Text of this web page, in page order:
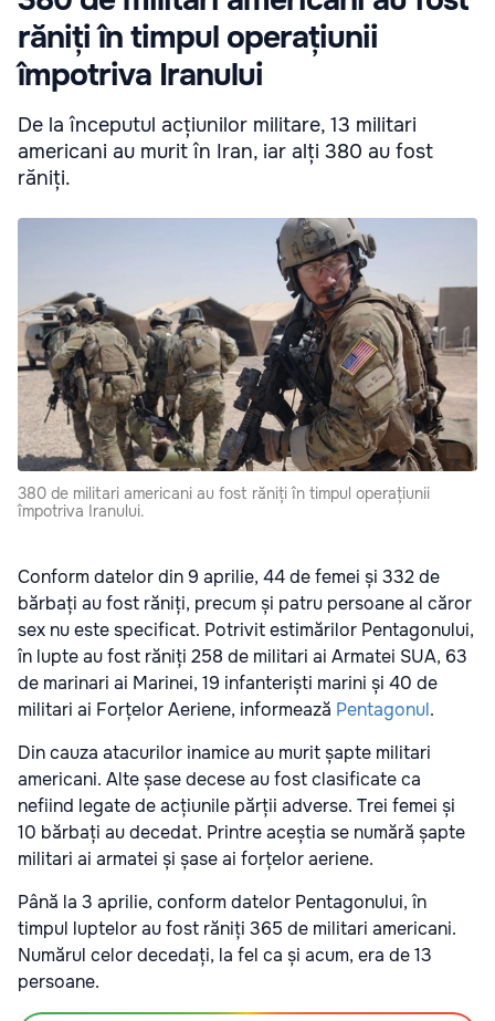
răniți în timpul operațiunii
împotriva Iranului
De la începutul acțiunilor militare, 13 militari
americani au murit în Iran, iar alți 380 au fost
răniți.
380 de militari americani au fost răniți în timpul operațiunii
împotriva Iranului.
Conform datelor din 9 aprilie, 44 de femei și 332 de
bărbați au fost răniți, precum și patru persoane al căror
sex nu este specificat. Potrivit estimărilor Pentagonului,
în lupte au fost răniți 258 de militari ai Armatei SUA, 63
de marinari ai Marinei, 19 infanteriști marini și 40 de
militari ai Forțelor Aeriene, informează Pentagonul.
Din cauza atacurilor inamice au murit șapte militari
americani. Alte șase decese au fost clasificate ca
nefiind legate de acțiunile părții adverse. Trei femei și
10 bărbați au decedat. Printre aceștia se numără șapte
militari ai armatei și șase ai forțelor aeriene.
Până la 3 aprilie, conform datelor Pentagonului, în
timpul luptelor au fost răniți 365 de militari americani.
Numărul celor decedați, la fel ca și acum, era de 13
persoane.